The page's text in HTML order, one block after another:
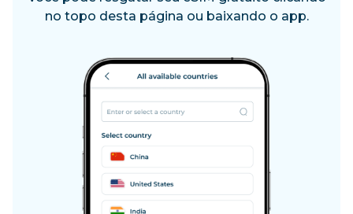
no topo desta página ou baixando o app.